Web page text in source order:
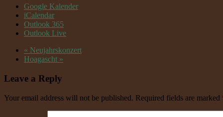
Google Kalender
iCalendar
Outlook 365
Outlook Live
« Neujahrskonzert
Hoagascht »
Leave a Reply
Your email address will not be published. Required fields are marked